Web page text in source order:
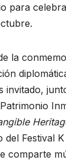
para
la
invitado,
del Festival
comparte